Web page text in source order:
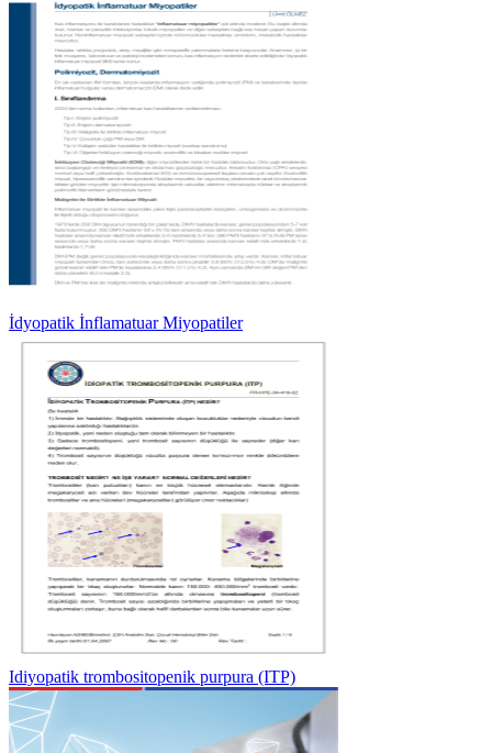
İdyopatik İnflamatuar Miyopatiler
Idiyopatik trombositopenik purpura (ITP)